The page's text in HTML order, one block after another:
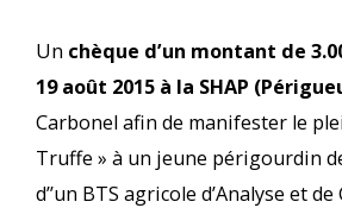
Un chèque d’un montant de
19 août 2015 à la SHAP
Carbonel afin de manifester le
Truffe » à un jeune périgourdin
d’’un BTS agricole d’Analyse et